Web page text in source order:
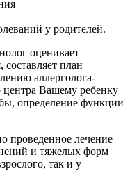
у родителей.
оценивает
план
аллерголога-
Вашему ребенку
определение функции
проведенное лечение
и тяжелых форм
так и у